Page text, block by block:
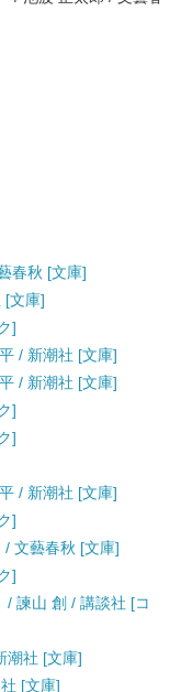
春秋 [文庫]
[文庫]
]
/ 新潮社 [文庫]
/ 新潮社 [文庫]
]
]
/ 新潮社 [文庫]
]
文藝春秋 [文庫]
]
/ 諫山 創 / 講談社 [コ
潮社 [文庫]
[文庫]